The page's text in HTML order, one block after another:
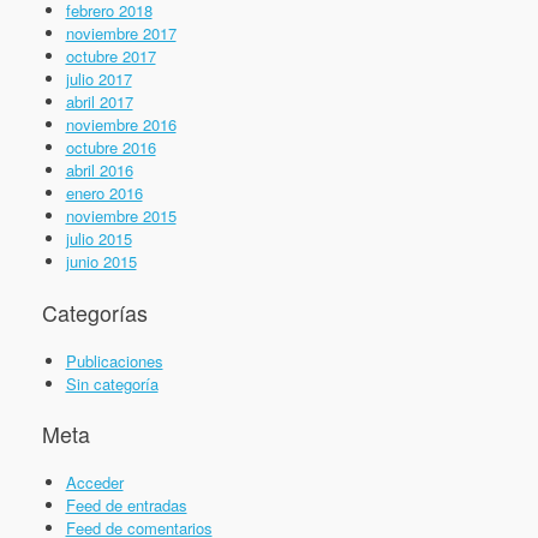
febrero 2018
noviembre 2017
octubre 2017
julio 2017
abril 2017
noviembre 2016
octubre 2016
abril 2016
enero 2016
noviembre 2015
julio 2015
junio 2015
Categorías
Publicaciones
Sin categoría
Meta
Acceder
Feed de entradas
Feed de comentarios